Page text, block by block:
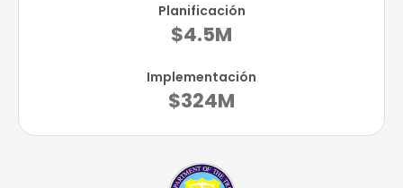
Planificación
$4.5M
Implementación
$324M